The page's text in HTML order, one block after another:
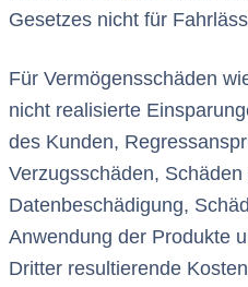
Gesetzes nicht für
Für Vermögensschäden
nicht realisierte
des Kunden,
Verzugsschäden,
Datenbeschädigung,
Anwendung der Produkte
Dritter resultierende